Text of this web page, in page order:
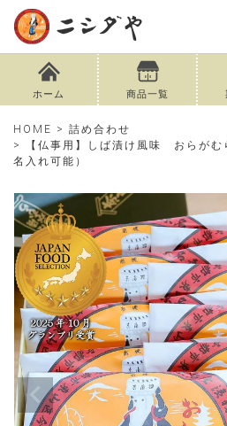
ホーム 商品一覧
HOME
詰め合わせ
【仏事用】しば漬け風味 おらが
名入れ可能）